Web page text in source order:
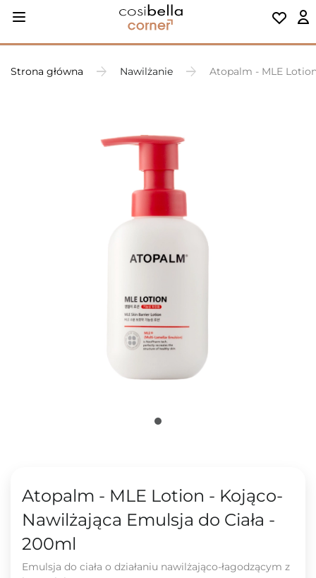
Strona główna Nawilżanie Atopalm - MLE
Atopalm - MLE Lotion - Kojąco-
Nawilżająca Emulsja do Ciała -
200ml
Emulsja do ciała o działaniu nawilżająco-łagodzącym z